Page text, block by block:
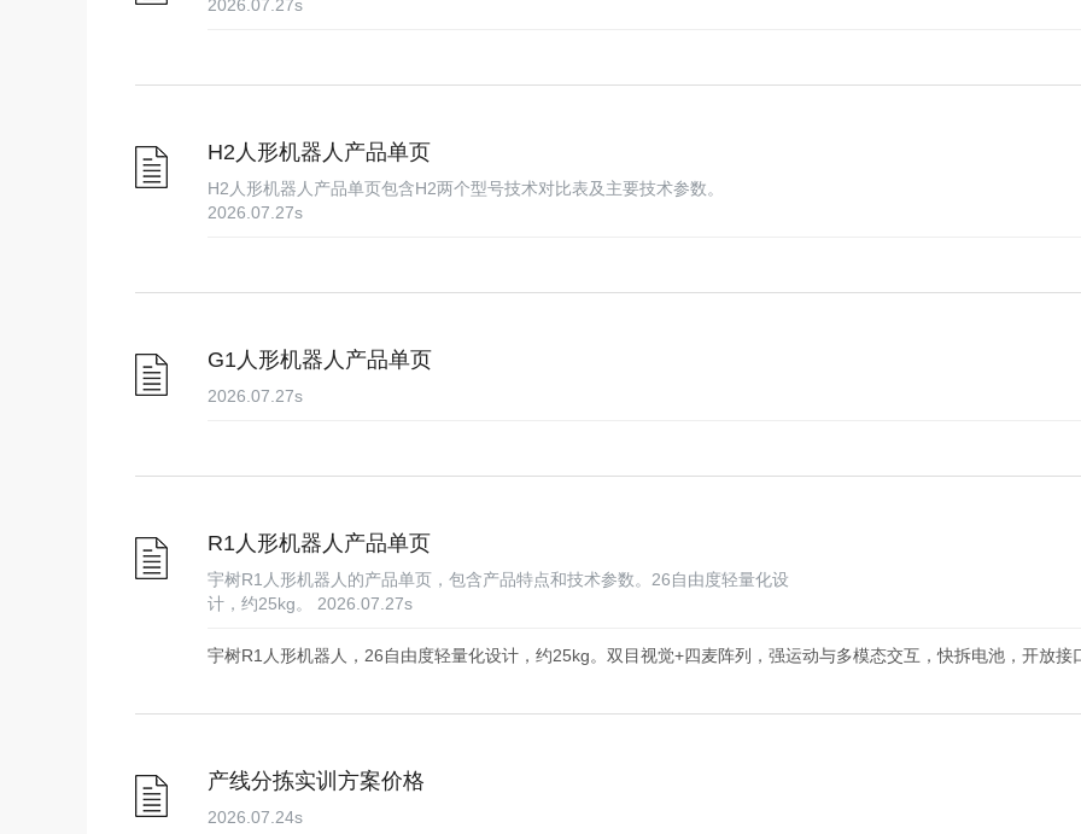
2026.07.27s
H2人形机器人产品单页
H2人形机器人产品单页包含H2两个型号技术对比表及主要技术参数。
2026.07.27s
G1人形机器人产品单页
2026.07.27s
R1人形机器人产品单页
宇树R1人形机器人的产品单页，包含产品特点和技术参数。26自由度轻量化设
计，约25kg。 2026.07.27s
宇树R1人形机器人，26自由度轻量化设计，约25kg。双目视觉+四麦阵列，强运动与多模态交互，快拆电池，开放接
产线分拣实训方案价格
2026.07.24s